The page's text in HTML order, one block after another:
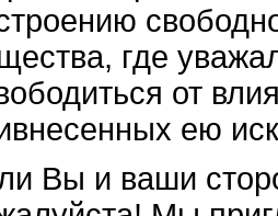
где
от
ею
Вы и ваши